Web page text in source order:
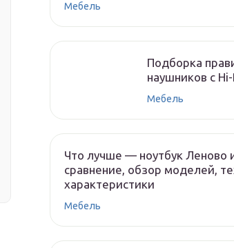
Мебель
Подборка
наушников с
Мебель
Что лучше — ноутбук Леново
сравнение, обзор моделей,
характеристики
Мебель